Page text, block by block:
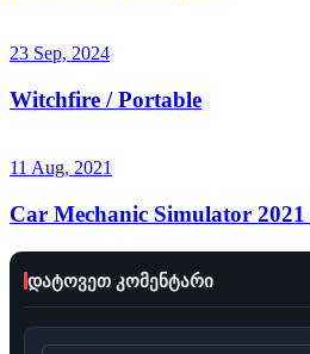
23 Sep, 2024
Witchfire / Portable
11 Aug, 2021
Car Mechanic Simulator
დატოვეთ კომენტარი